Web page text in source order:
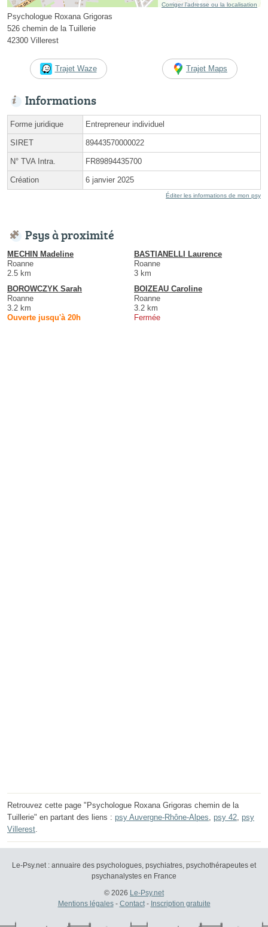
Corriger l’adresse ou la localisation
Psychologue Roxana Grigoras
526 chemin de la Tuillerie
42300 Villerest
Trajet Waze Trajet Maps
Informations
Forme juridique Entrepreneur individuel
SIRET 89443570000022
N° TVA Intra. FR89894435700
Création 6 janvier 2025
Éditer les informations de mon psy
Psys à proximité
MECHIN Madeline
Roanne
2.5 km
BASTIANELLI Laurence
Roanne
3 km
BOROWCZYK Sarah
Roanne
3.2 km
Ouverte jusqu'à 20h
BOIZEAU Caroline
Roanne
3.2 km
Fermée
Retrouvez cette page "Psychologue Roxana Grigoras chemin de la
Tuillerie" en partant des liens : psy Auvergne-Rhône-Alpes, psy 42, psy
Villerest.
Le-Psy.net : annuaire des psychologues, psychiatres, psychothérapeutes et
psychanalystes en France
© 2026 Le-Psy.net
Mentions légales- Contact- Inscription gratuite